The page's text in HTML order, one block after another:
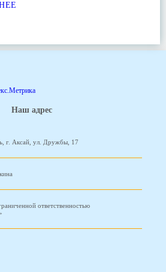
Наш адрес
г. Аксай, ул. Дружбы, 17
ответственностью